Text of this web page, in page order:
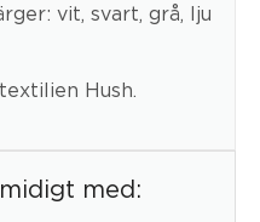
vit, svart, grå, lju
Hush.
med: